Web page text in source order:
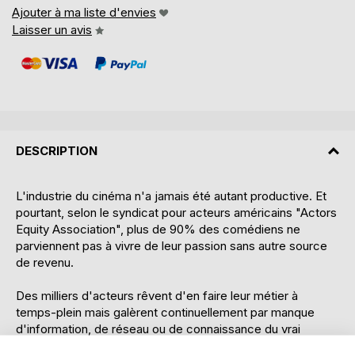
Ajouter à ma liste d'envies
Laisser un avis
DESCRIPTION
L'industrie du cinéma n'a jamais été autant productive. Et
pourtant, selon le syndicat pour acteurs américains "Actors
Equity Association", plus de 90% des comédiens ne
parviennent pas à vivre de leur passion sans autre source
de revenu.
Des milliers d'acteurs rêvent d'en faire leur métier à
temps-plein mais galèrent continuellement par manque
d'information, de réseau ou de connaissance du vrai